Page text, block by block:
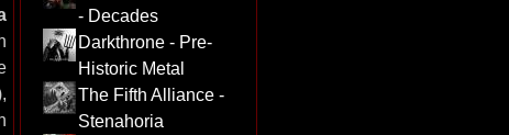
- Decades
Darkthrone - Pre-
Historic Metal
The Fifth Alliance -
Stenahoria